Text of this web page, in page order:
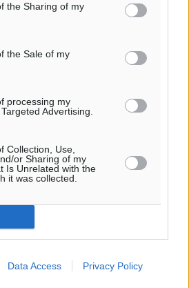
the Sharing of my
the Sale of my
processing my
Advertising.
Collection, Use,
or Sharing of my
Is Unrelated with the
it was collected.
Data Access Privacy Policy
5 5 3
3 3 2
2 2 2
1 1 1
1 1
1 1 1 1